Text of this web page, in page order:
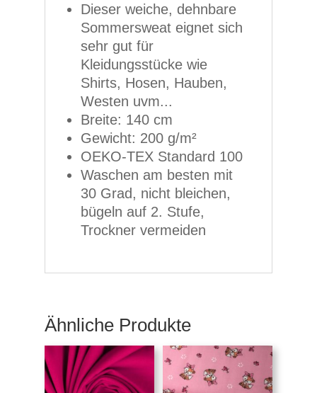
Dieser weiche, dehnbare
Sommersweat eignet sich
sehr gut für
Kleidungsstücke wie
Shirts, Hosen, Hauben,
Westen uvm...
Breite: 140 cm
Gewicht: 200 g/m²
OEKO-TEX Standard 100
Waschen am besten mit
30 Grad, nicht bleichen,
bügeln auf 2. Stufe,
Trockner vermeiden
Ähnliche Produkte